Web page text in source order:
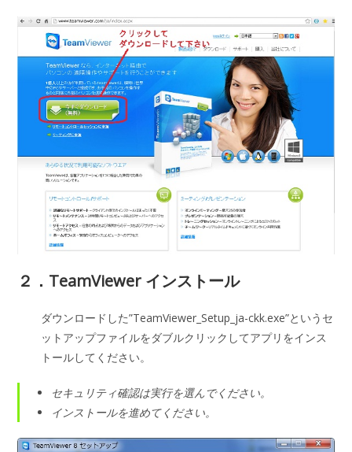
２．TeamViewer インストール
ダウンロードした”TeamViewer_Setup_ja-ckk.exe”というセ
ットアップファイルをダブルクリックしてアプリをインス
トールしてください。
セキュリティ確認は実行を選んでください。
インストールを進めてください。